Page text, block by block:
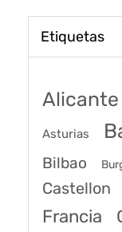
Etiquetas
Alicante
Asturias
Bilbao
Castellon
Francia